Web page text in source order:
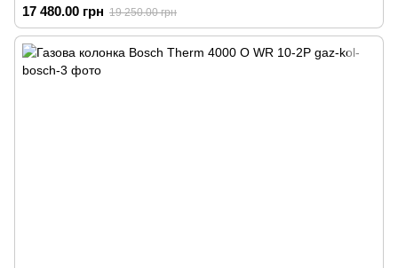
17 480.00 грн 19 250.00 грн